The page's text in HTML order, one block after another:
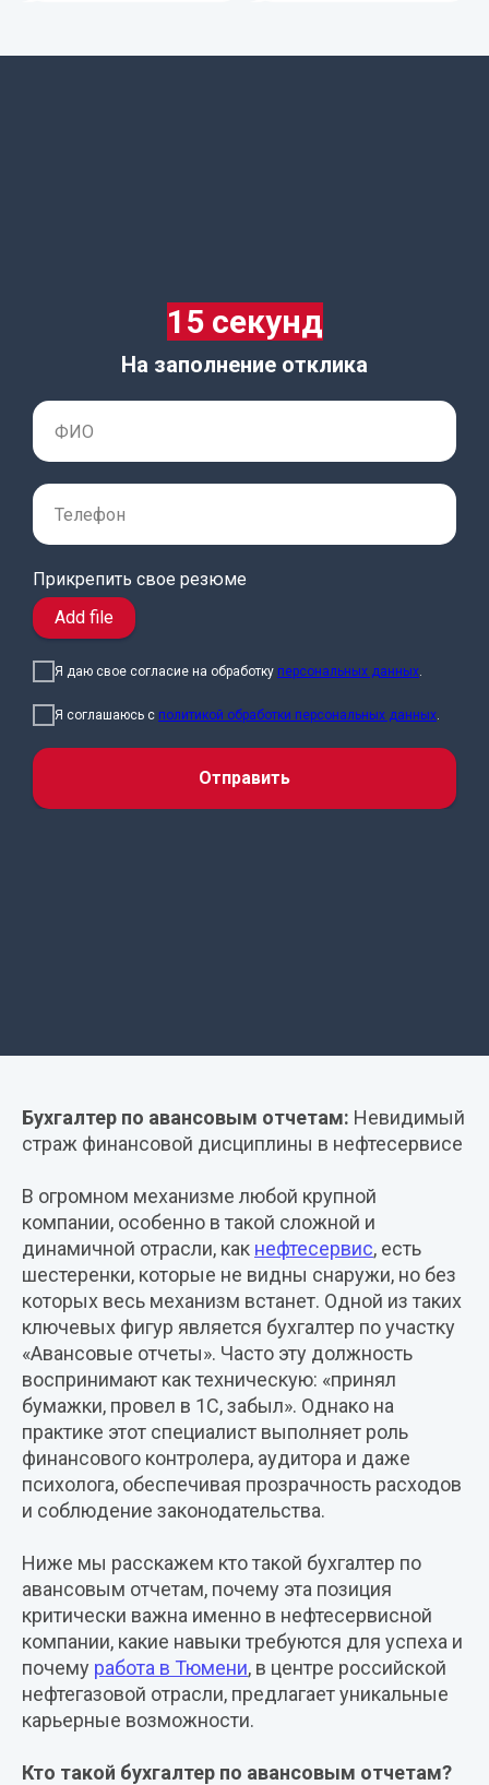
15 секунд
На заполнение отклика
Прикрепить свое резюме
Add file
Я даю свое согласие на обработку персональных данных.
Я соглашаюсь с политикой обработки персональных данных.
Отправить
отчеты):
кто
занимается?
Бухгалтер по авансовым отчетам: Невидимый
страж финансовой дисциплины в нефтесервисе
В огромном механизме любой крупной
компании, особенно в такой сложной и
динамичной отрасли, как нефтесервис, есть
шестеренки, которые не видны снаружи, но без
которых весь механизм встанет. Одной из таких
ключевых фигур является бухгалтер по участку
«Авансовые отчеты». Часто эту должность
воспринимают как техническую: «принял
бумажки, провел в 1С, забыл». Однако на
практике этот специалист выполняет роль
финансового контролера, аудитора и даже
психолога, обеспечивая прозрачность расходов
и соблюдение законодательства.
Ниже мы расскажем кто такой бухгалтер по
авансовым отчетам, почему эта позиция
критически важна именно в нефтесервисной
компании, какие навыки требуются для успеха и
почему работа в Тюмени, в центре российской
нефтегазовой отрасли, предлагает уникальные
карьерные возможности.
Кто такой бухгалтер по авансовым отчетам?